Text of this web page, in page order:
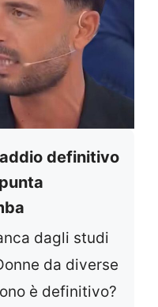
definitivo
dagli studi
da diverse
è definitivo?